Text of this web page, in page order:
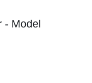
- Model